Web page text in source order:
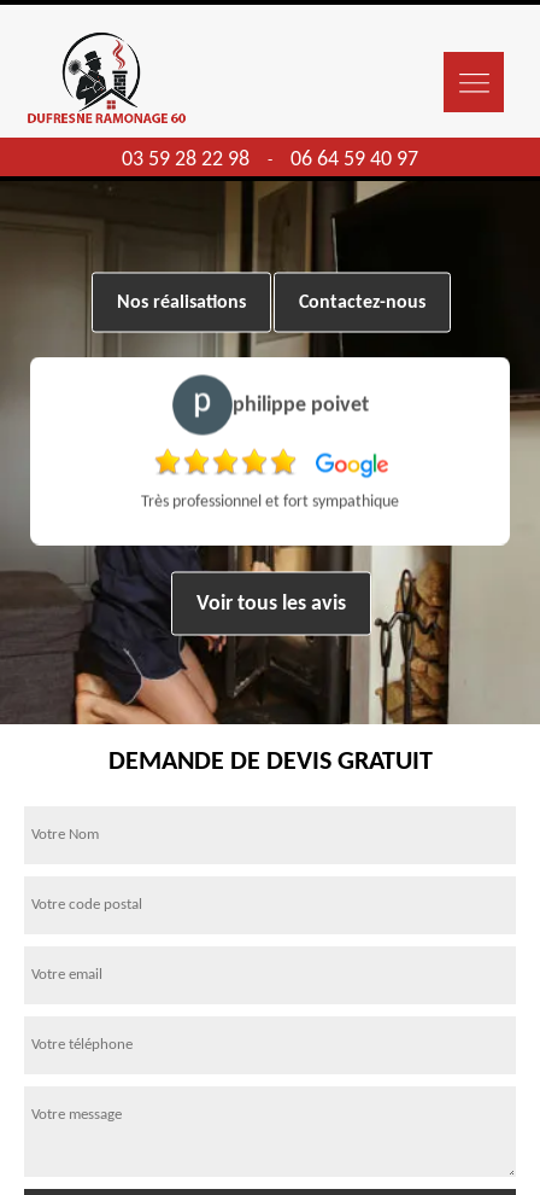
03 59 28 22 98 - 06 64 59 40 97
Nos réalisations Contactez-nous
philippe poivet
Très professionnel et fort sympathique
Voir tous les avis
DEMANDE DE DEVIS GRATUIT